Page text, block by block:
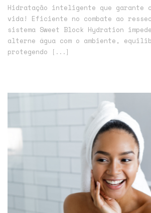
Hidratação inteligente que garante
vida! Eficiente no combate ao
sistema Sweet Block Hydration
alterne água com o ambiente,
protegendo
[...]